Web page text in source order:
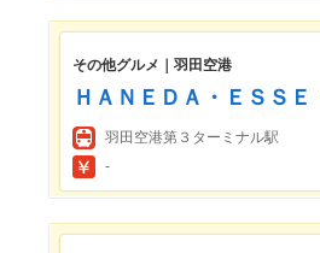
その他グルメ｜羽田空港
ＨＡＮＥＤＡ・ＥＳＳ
羽田空港第３ターミナル駅
-